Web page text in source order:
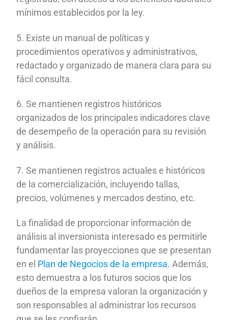
mínimos establecidos por la ley.
5. Existe un manual de políticas y
procedimientos operativos y administrativos,
redactado y organizado de manera clara para su
fácil consulta.
6. Se mantienen registros históricos
organizados de los principales indicadores clave
de desempeño de la operación para su revisión
y análisis.
7. Se mantienen registros actuales e históricos
de la comercialización, incluyendo tallas,
precios, volúmenes y mercados destino, etc.
La finalidad de proporcionar información de
análisis al inversionista interesado es permitirle
fundamentar las proyecciones que se presentan
en el Plan de Negocios de la empresa. Además,
esto demuestra a los futuros socios que los
dueños de la empresa valoran la organización y
son responsables al administrar los recursos